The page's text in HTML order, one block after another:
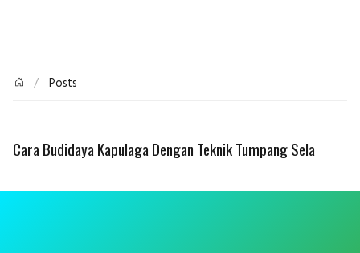
Posts
Cara Budidaya Kapulaga Dengan Teknik Tumpang Sela